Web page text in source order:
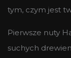
tym, czym jest
Pierwsze nuty
suchych